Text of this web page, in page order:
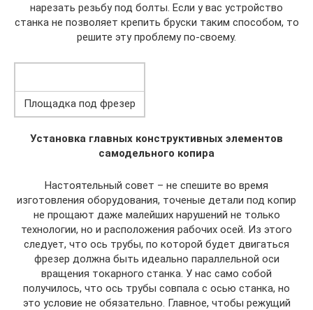
нарезать резьбу под болты. Если у вас устройство
станка не позволяет крепить бруски таким способом, то
решите эту проблему по-своему.
Площадка под фрезер
Установка главных конструктивных элементов
самодельного копира
Настоятельный совет – не спешите во время
изготовления оборудования, точеные детали под копир
не прощают даже малейших нарушений не только
технологии, но и расположения рабочих осей. Из этого
следует, что ось трубы, по которой будет двигаться
фрезер должна быть идеально параллельной оси
вращения токарного станка. У нас само собой
получилось, что ось трубы совпала с осью станка, но
это условие не обязательно. Главное, чтобы режущий